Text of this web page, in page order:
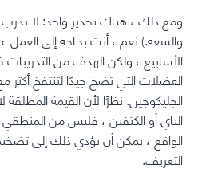
ومع ذلك ، هناك تحذير واحد: لا
والسعة.) نعم ، أنت بحاجة إلى
الأسابيع ، ولكن الهدف من
العضلات التي تضخ جيدًا لتنتفخ أكثر
الجليكوجين. نظرًا لأن القيمة
الباي أو الكتفين ، فليس من
الواقع ، يمكن أن يؤدي ذلك إلى
التعريف.